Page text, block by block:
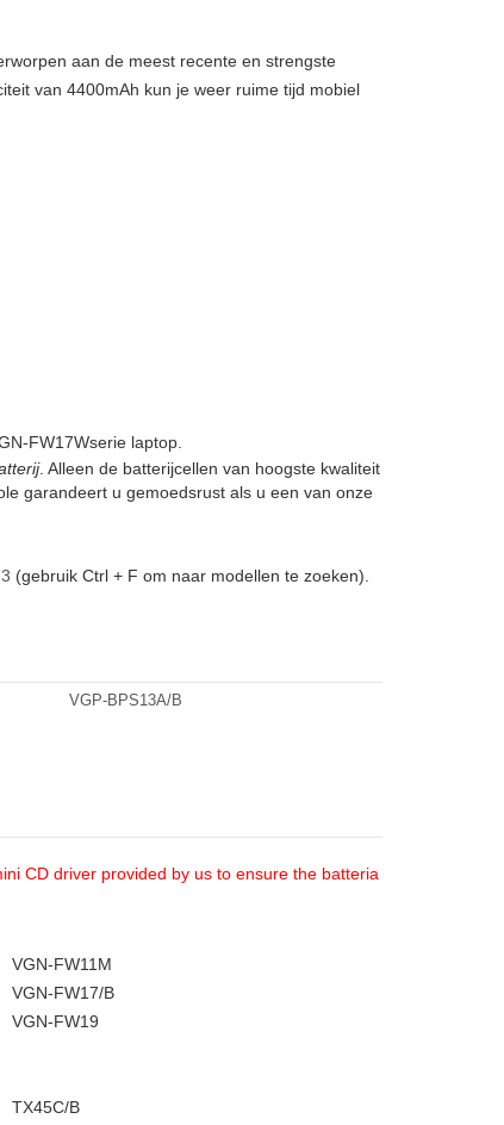
aan de meest recente en strengste
van 4400mAh kun je weer ruime tijd mobiel
FW17Wserie laptop.
. Alleen de batterijcellen van hoogste kwaliteit
garandeert u gemoedsrust als u een van onze
(gebruik Ctrl + F om naar modellen te zoeken).
VGP-BPS13A/B
CD driver provided by us to ensure the batteria
VGN-FW11M
VGN-FW17/B
VGN-FW19
TX45C/B